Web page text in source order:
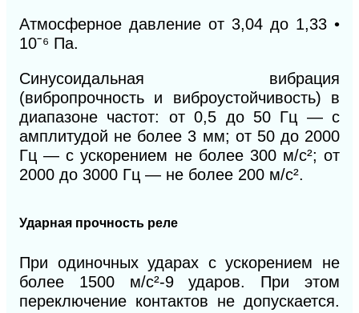
Атмосферное давление от 3,04 до 1,33 •
10ˉ⁶ Па.
Синусоидальная вибрация
(вибропрочность и виброустойчивость) в
диапазоне частот: от 0,5 до 50 Гц — с
амплитудой не более 3 мм; от 50 до 2000
Гц — с ускорением не более 300 м/с²; от
2000 до 3000 Гц — не более 200 м/с².
Ударная прочность реле
При одиночных ударах с ускорением не
более 1500 м/с²-9 ударов. При этом
переключение контактов не допускается.